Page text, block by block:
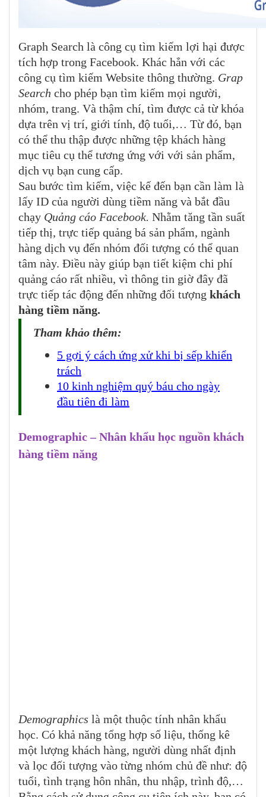
Graph Search là công cụ tìm kiếm lợi hại được
tích hợp trong Facebook. Khác hẳn với các
công cụ tìm kiếm Website thông thường. Grap
Search cho phép bạn tìm kiếm mọi người,
nhóm, trang. Và thậm chí, tìm được cả từ khóa
dựa trên vị trí, giới tính, độ tuổi,… Từ đó, bạn
có thể thu thập được những tệp khách hàng
mục tiêu cụ thể tương ứng với với sản phẩm,
dịch vụ bạn cung cấp.
Sau bước tìm kiếm, việc kế đến bạn cần làm là
lấy ID của người dùng tiềm năng và bắt đầu
chạy Quảng cáo Facebook. Nhằm tăng tần suất
tiếp thị, trực tiếp quảng bá sản phẩm, ngành
hàng dịch vụ đến nhóm đối tượng có thể quan
tâm này. Điều này giúp bạn tiết kiệm chi phí
quảng cáo rất nhiều, vì thông tin giờ đây đã
trực tiếp tác động đến những đối tượng khách
hàng tiềm năng.
Tham khảo thêm:
5 gợi ý cách ứng xử khi bị sếp khiển
trách
10 kinh nghiệm quý báu cho ngày
đầu tiên đi làm
Demographic – Nhân khẩu học nguồn khách
hàng tiềm năng
Demographics là một thuộc tính nhân khẩu
học. Có khả năng tổng hợp số liệu, thống kê
một lượng khách hàng, người dùng nhất định
và lọc đối tượng vào từng nhóm chủ đề như: độ
tuổi, tình trạng hôn nhân, thu nhập, trình độ,…